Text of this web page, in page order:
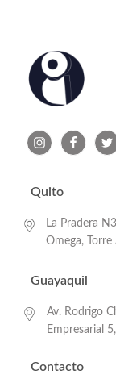
Quito
La Pradera
Omega,
Guayaquil
Av. Rodrigo
Empresarial
Contacto